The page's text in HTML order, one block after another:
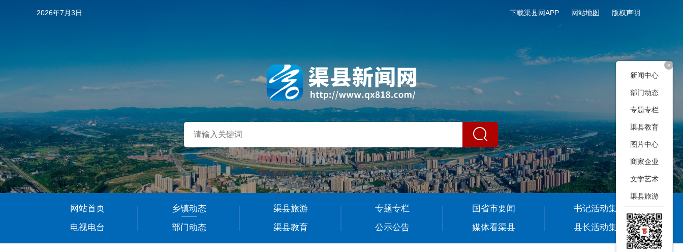
下载渠县网APP 网站地图 版权声明
2026年7月3日
网站首页 乡镇动态 渠县旅游 专题专栏 国省市要闻
书记活动集
电视电台
部门动态 渠县教育 公示公告 媒体看渠县 县长活动集
+
新闻中心
部门动态
专题专栏
渠县教育
图片中心
商家企业
文学艺术
渠县旅游